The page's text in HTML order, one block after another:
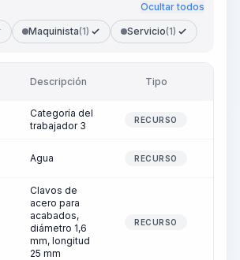
Ocultar todos
Maquinista(1) Servicio(1)
Descripción Tipo
Categoría del
trabajador 3
RECURSO
Agua RECURSO
Clavos de
acero para
acabados,
diámetro 1,6
mm, longitud
25 mm
RECURSO